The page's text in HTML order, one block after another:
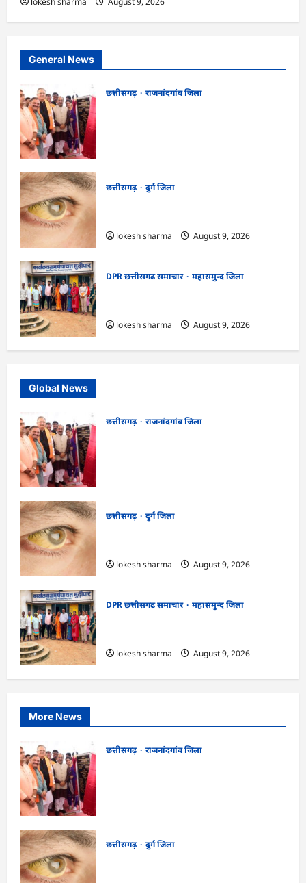
General News
छत्तीसगढ़
राजनांदगांव जिला
छत्तीसगढ़
दुर्ग जिला
lokesh sharma
August 9, 2026
DPR छत्तीसगढ समाचार
महासमुन्द जिला
lokesh sharma
August 9, 2026
Global News
छत्तीसगढ़
राजनांदगांव जिला
छत्तीसगढ़
दुर्ग जिला
lokesh sharma
August 9, 2026
DPR छत्तीसगढ समाचार
महासमुन्द जिला
lokesh sharma
August 9, 2026
More News
छत्तीसगढ़
राजनांदगांव जिला
छत्तीसगढ़
दुर्ग जिला